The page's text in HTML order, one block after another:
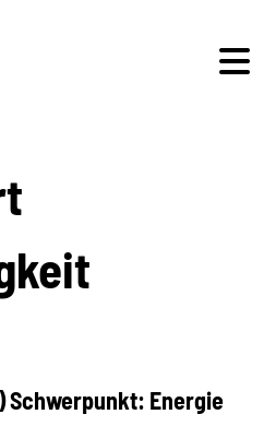
Schwerpunkt: Energie